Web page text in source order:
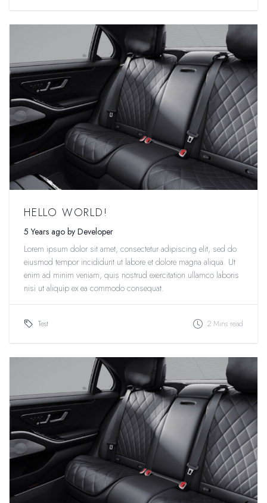
HELLO WORLD!
5 Years ago by Developer
Lorem ipsum dolor sit amet, consectetur adipiscing elit, sed do
eiusmod tempor incididunt ut labore et dolore magna aliqua. Ut
enim ad minim veniam, quis nostrud exercitation ullamco laboris
nisi ut aliquip ex ea commodo consequat.
Test 2 Mins read